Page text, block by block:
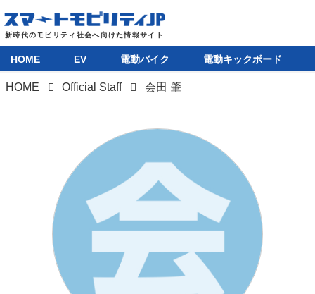
HOME EV 電動バイク 電動キックボード
HOME Official Staff 会田 肇